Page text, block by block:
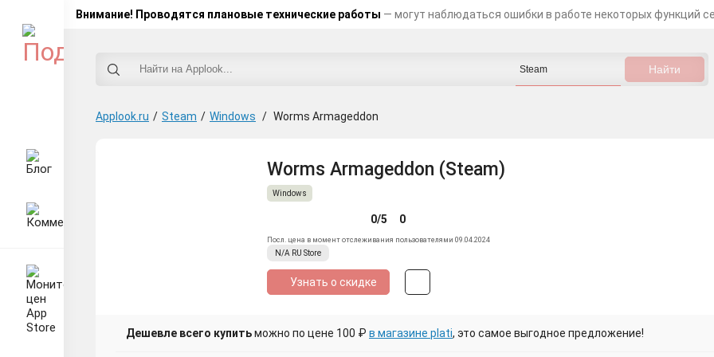
Внимание! Проводятся плановые технические работы — могут наблюдаться ошибки в работе некоторых функций
Applook.ru / Steam / Windows / Worms Armageddon
Worms Armageddon (Steam)
Windows
0/5 0
Посл. цена в момент отслеживания пользователями 09.04.2024
N/A RU Store
Узнать о скидке
Дешевле всего купитьможно по цене 100 ₽ в магазине plati, это самое выгодное предложение!